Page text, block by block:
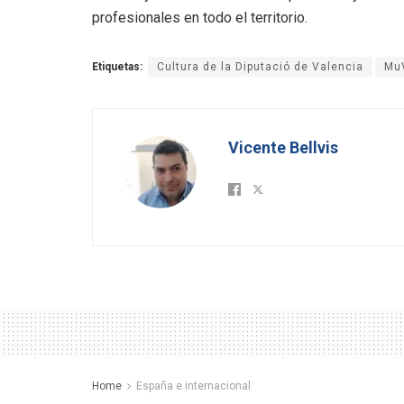
profesionales en todo el territorio.
Etiquetas: Cultura de la Diputació de Valencia
Vicente Bellvis
Home España e internacional